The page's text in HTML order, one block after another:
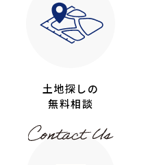
土地探しの
無料相談